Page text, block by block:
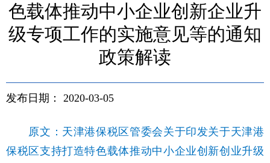
色载体推动中小企业创新企业升
级专项工作的实施意见等的通知
政策解读
发布日期： 2020-03-05
原文：天津港保税区管委会关于印发关于天津港
保税区支持打造特色载体推动中小企业创新创业升级